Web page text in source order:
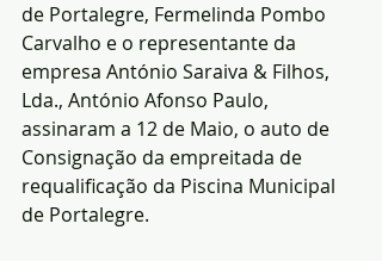
de Portalegre, Fermelinda Pombo
Carvalho e o representante da
empresa António Saraiva & Filhos,
Lda., António Afonso Paulo,
assinaram a 12 de Maio, o auto de
Consignação da empreitada de
requalificação da Piscina Municipal
de Portalegre.